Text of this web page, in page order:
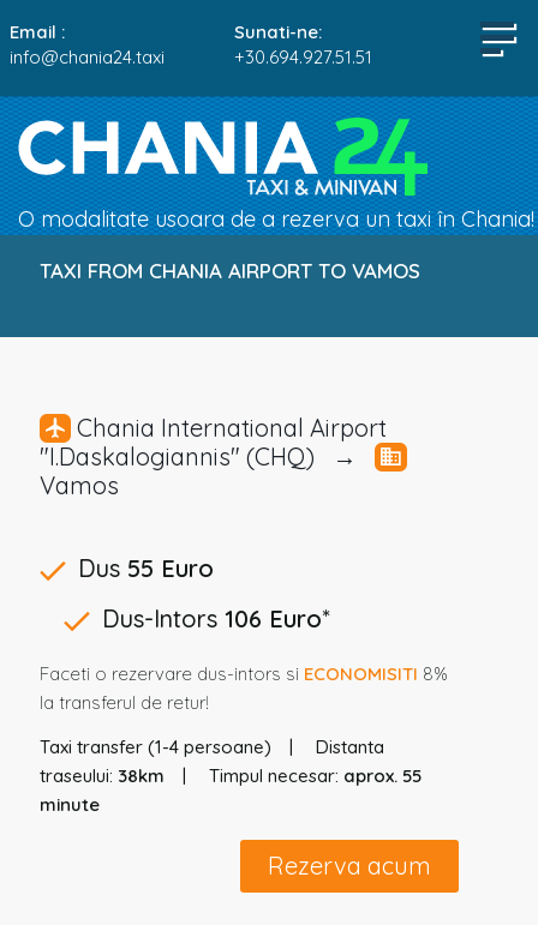
Email :
info@chania24.taxi
Sunati-ne:
+30.694.927.51.51
O modalitate usoara de a rezerva un taxi în Chania!
TAXI FROM CHANIA AIRPORT TO VAMOS
Chania International Airport
"I.Daskalogiannis" (CHQ) →
Vamos
Dus 55 Euro
Dus-Intors 106 Euro*
Faceti o rezervare dus-intors si ECONOMISITI 8%
la transferul de retur!
Taxi transfer (1-4 persoane)
Distanta
traseului: 38km Timpul necesar: aprox. 55
minute
Rezerva acum